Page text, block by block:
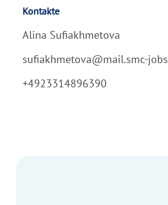
Kontakte
Alina Sufiakhmetova
sufiakhmetova@mail.smc-
+4923314896390